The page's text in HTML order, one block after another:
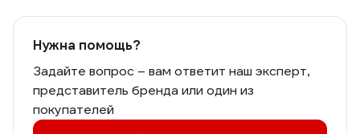
Нужна помощь?
Задайте вопрос – вам ответит наш эксперт,
представитель бренда или один из
покупателей